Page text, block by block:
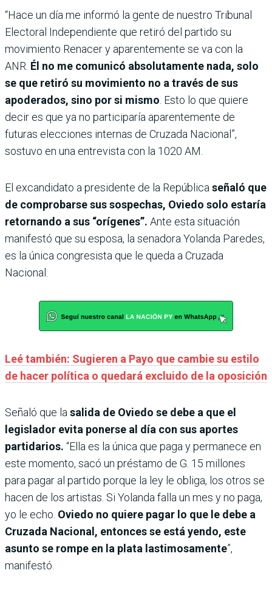
“Hace un día me informó la gente de nuestro Tribunal
Electoral Independiente que retiró del partido su
movimiento Renacer y aparentemente se va con la
ANR. Él no me comunicó absolutamente nada, solo
se que retiró su movimiento no a través de sus
apoderados, sino por si mismo . Esto lo que quiere
decir es que ya no participaría aparentemente de
futuras elecciones internas de Cruzada Nacional”,
sostuvo en una entrevista con la 1020 AM.
El excandidato a presidente de la República señaló que
de comprobarse sus sospechas, Oviedo solo estaría
retornando a sus “orígenes”. Ante esta situación
manifestó que su esposa, la senadora Yolanda Paredes,
es la única congresista que le queda a Cruzada
Nacional.
Leé también: Sugieren a Payo que cambie su estilo
de hacer política o quedará excluido de la oposición
Señaló que la salida de Oviedo se debe a que el
legislador evita ponerse al día con sus aportes
partidarios. “Ella es la única que paga y permanece en
este momento, sacó un préstamo de G. 15 millones
para pagar al partido porque la ley le obliga, los otros se
hacen de los artistas. Si Yolanda falla un mes y no paga,
yo le echo. Oviedo no quiere pagar lo que le debe a
Cruzada Nacional, entonces se está yendo, este
asunto se rompe en la plata lastimosamente”,
manifestó.